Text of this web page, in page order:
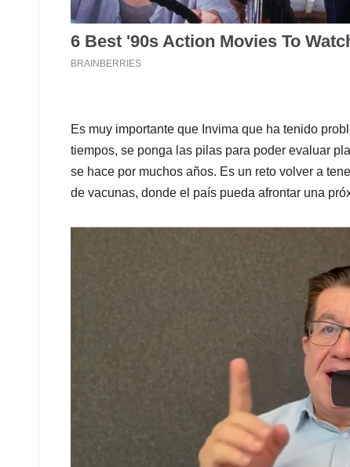
Es muy importante que Invima que ha tenido
tiempos, se ponga las pilas para poder evaluar
se hace por muchos años. Es un reto volver a
de vacunas, donde el país pueda afrontar una